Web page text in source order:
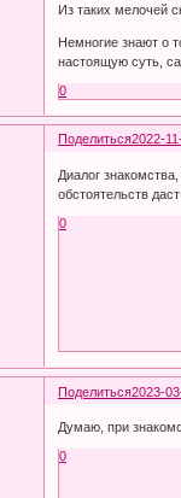
Из таких мелочей
Немногие знают о
настоящую суть,
0
Поделиться2022-
Диалог
обстоятельств даст
0
Поделиться2023-
Думаю, при
0